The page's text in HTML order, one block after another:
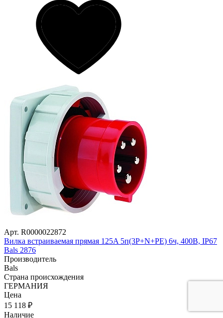
Арт. R0000022872
Вилка встраиваемая прямая 125A 5п(3P+N+PЕ) 6ч, 400В, IP67
Bals 2876
Производитель
Bals
Страна происхождения
ГЕРМАНИЯ
Цена
15 118 ₽
Наличие